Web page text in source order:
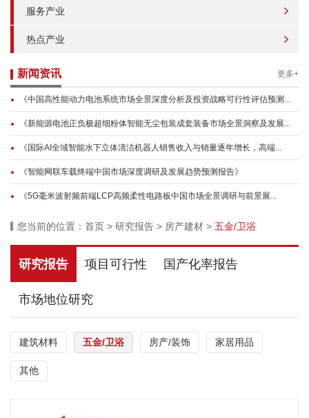
服务产业
热点产业
新闻资讯 更多+
《中国高性能动力电池系统市场全景深度分析及投资战略可行性评估预测...
《新能源电池正负极超细粉体智能无尘包装成套装备市场全景洞察及发展...
《国际AI全域智能水下立体清洁机器人销售收入与销量逐年增长，高端...
《智能网联车载终端中国市场深度调研及发展趋势预测报告》
《5G毫米波射频前端LCP高频柔性电路板中国市场全景调研与前景展...
您当前的位置： 首页 > 研究报告 > 房产建材 > 五金/卫浴
研究报告 项目可行性 国产化率报告
市场地位研究
建筑材料 五金/卫浴 房产/装饰 家居用品
其他